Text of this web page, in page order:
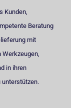
Kunden,
Beratung
mit
in ihren
unterstützen.